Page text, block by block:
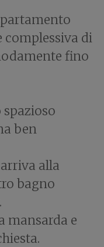
complessiva di
fino
ben
alla
bagno
mansarda e